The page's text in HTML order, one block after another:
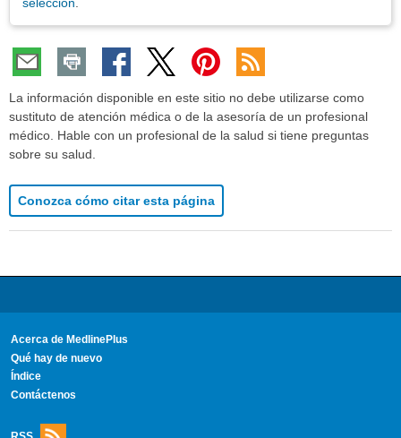
La información disponible en este sitio no debe utilizarse como
sustituto de atención médica o de la asesoría de un profesional
médico. Hable con un profesional de la salud si tiene preguntas
sobre su salud.
Conozca cómo citar esta página
Acerca de MedlinePlus
Qué hay de nuevo
Índice
Contáctenos